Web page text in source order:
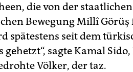
die von der
Bewegung Millî
spätestens seit dem
sagte Kamal
Völker, der taz.